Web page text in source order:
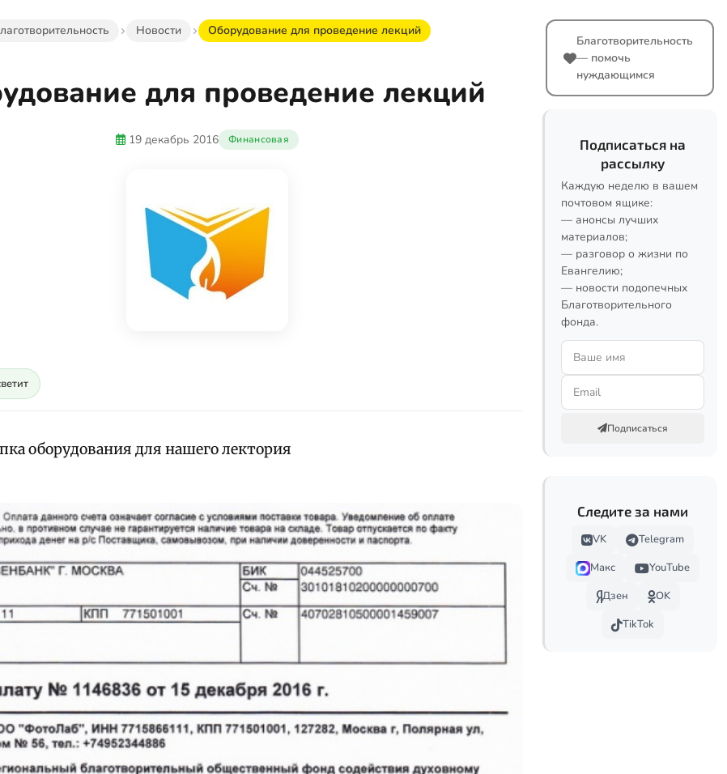
Новости Оборудование для проведение лекций
для проведение лекций
19 декабрь 2016 Финансовая
оборудования для нашего лектория
Благотворительность
— помочь
нуждающимся
Подписаться на
рассылку
Каждую неделю в вашем
почтовом ящике:
— анонсы лучших
материалов;
— разговор о жизни по
Евангелию;
— новости подопечных
Благотворительного
фонда.
Подписаться
Следите за нами
VK
Telegram
Макс
YouTube
Дзен
OK
TikTok